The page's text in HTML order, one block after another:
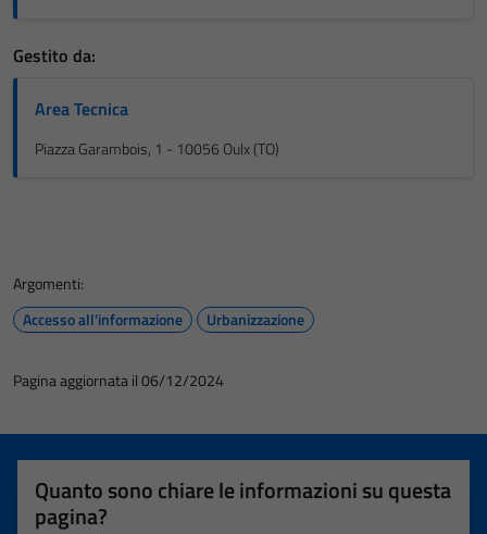
Gestito da:
Area Tecnica
Piazza Garambois, 1 - 10056 Oulx (TO)
Argomenti:
Accesso all'informazione
Urbanizzazione
Pagina aggiornata il 06/12/2024
Quanto sono chiare le informazioni su questa
pagina?